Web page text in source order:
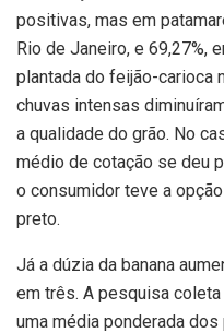
positivas, mas em
Rio de Janeiro, e 69,27%,
plantada do feijão-carioca
chuvas intensas
a qualidade do grão. No
médio de cotação se deu
o consumidor teve a
preto.
Já a dúzia da banana
em três. A pesquisa
uma média ponderada